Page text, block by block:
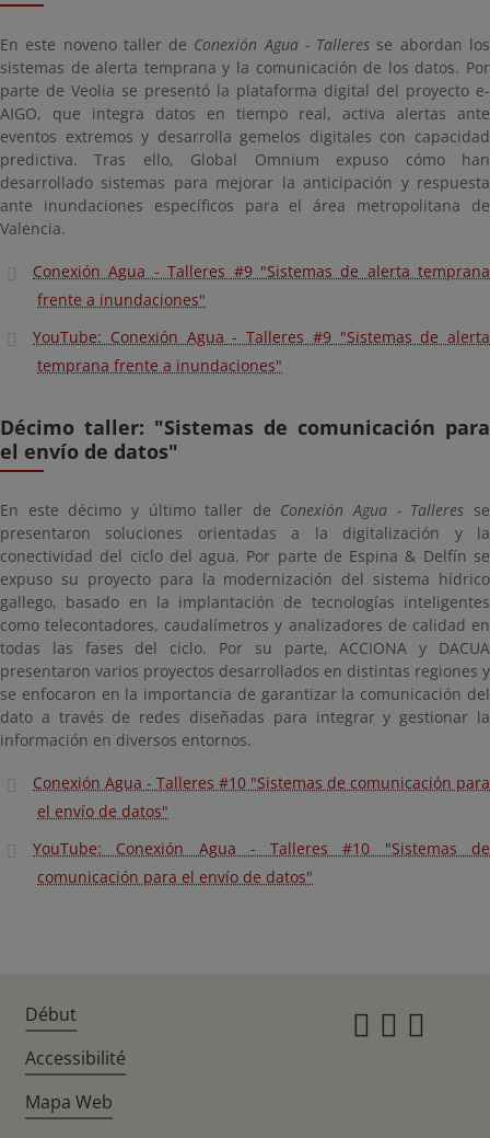
En este noveno taller de Conexión Agua - Talleres se abordan los
sistemas de alerta temprana y la comunicación de los datos. Por
parte de Veolia se presentó la plataforma digital del proyecto e-
AIGO, que integra datos en tiempo real, activa alertas ante
eventos extremos y desarrolla gemelos digitales con capacidad
predictiva. Tras ello, Global Omnium expuso cómo han
desarrollado sistemas para mejorar la anticipación y respuesta
ante inundaciones específicos para el área metropolitana de
Valencia.
Conexión Agua - Talleres #9 "Sistemas de alerta temprana
frente a inundaciones"
YouTube: Conexión Agua - Talleres #9 "Sistemas de alerta
temprana frente a inundaciones"
Décimo taller: "Sistemas de comunicación para
el envío de datos"
En este décimo y último taller de Conexión Agua - Talleres se
presentaron soluciones orientadas a la digitalización y la
conectividad del ciclo del agua. Por parte de Espina & Delfín se
expuso su proyecto para la modernización del sistema hídrico
gallego, basado en la implantación de tecnologías inteligentes
como telecontadores, caudalímetros y analizadores de calidad en
todas las fases del ciclo. Por su parte, ACCIONA y DACUA
presentaron varios proyectos desarrollados en distintas regiones y
se enfocaron en la importancia de garantizar la comunicación del
dato a través de redes diseñadas para integrar y gestionar la
información en diversos entornos.
Conexión Agua - Talleres #10 "Sistemas de comunicación para
el envío de datos"
YouTube: Conexión Agua - Talleres #10 "Sistemas de
comunicación para el envío de datos"
Début
Accessibilité
Mapa Web